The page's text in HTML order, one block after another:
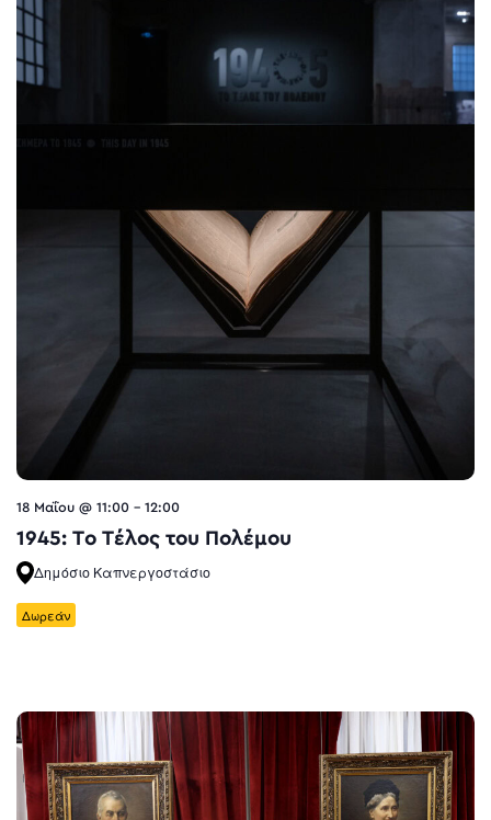
18 Μαΐου @ 11:00 - 12:00
1945: Το Τέλος του Πολέμου
Δημόσιο Καπνεργοστάσιο
Δωρεάν